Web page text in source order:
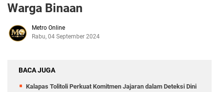
Warga Binaan
Metro Online
Rabu, 04 September 2024
BACA JUGA
Kalapas Tolitoli Perkuat Komitmen Jajaran dalam Deteksi Dini